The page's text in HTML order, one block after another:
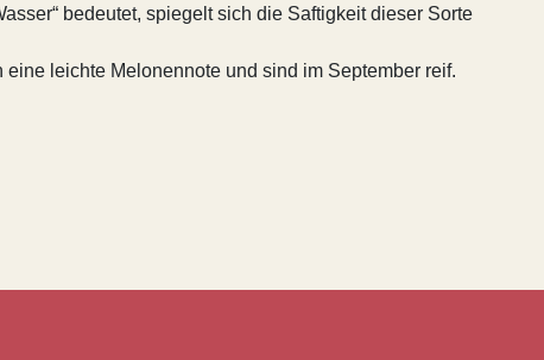
bedeutet, spiegelt sich die Saftigkeit dieser Sorte
leichte Melonennote und sind im September reif.